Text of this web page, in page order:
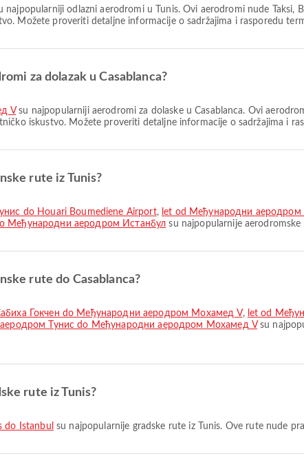
najpopularniji odlazni aerodromi u Tunis. Ovi aerodromi nude Taksi,
Možete proveriti detaljne informacije o sadržajima i rasporedu
za dolazak u Casablanca?
Vsu najpopularniji aerodromi za dolaske u Casablanca. Ovi
iskustvo. Možete proveriti detaljne informacije o sadržajima i
rute iz Tunis?
do Houari Boumediene Airport, let od Међународни
Међународни аеродром Истанбул su najpopularnije
rute do Casablanca?
Гокчен do Међународни аеродром Мохамед V, let od
Тунис do Међународни аеродром Мохамед Vsu
rute iz Tunis?
do Istanbul su najpopularnije gradske rute iz Tunis. Ove rute nude